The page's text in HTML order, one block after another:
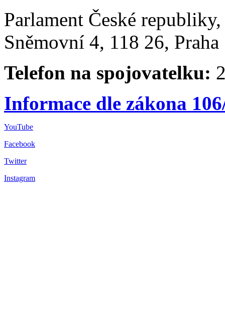
Parlament České
Sněmovní 4, 118 26,
Telefon na spojovatelku:
Informace dle zákona
YouTube
Facebook
Twitter
Instagram